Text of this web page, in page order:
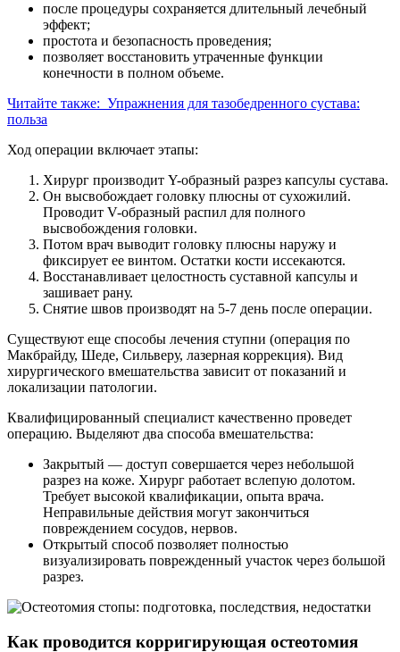
после процедуры сохраняется длительный лечебный
эффект;
простота и безопасность проведения;
позволяет восстановить утраченные функции
конечности в полном объеме.
Читайте также: Упражнения для тазобедренного сустава:
польза
Ход операции включает этапы:
Хирург производит Y-образный разрез капсулы сустава.
Он высвобождает головку плюсны от сухожилий.
Проводит V-образный распил для полного
высвобождения головки.
Потом врач выводит головку плюсны наружу и
фиксирует ее винтом. Остатки кости иссекаются.
Восстанавливает целостность суставной капсулы и
зашивает рану.
Снятие швов производят на 5-7 день после операции.
Существуют еще способы лечения ступни (операция по
Макбрайду, Шеде, Сильверу, лазерная коррекция). Вид
хирургического вмешательства зависит от показаний и
локализации патологии.
Квалифицированный специалист качественно проведет
операцию. Выделяют два способа вмешательства:
Закрытый — доступ совершается через небольшой
разрез на коже. Хирург работает вслепую долотом.
Требует высокой квалификации, опыта врача.
Неправильные действия могут закончиться
повреждением сосудов, нервов.
Открытый способ позволяет полностью
визуализировать поврежденный участок через большой
разрез.
Как проводится корригирующая остеотомия